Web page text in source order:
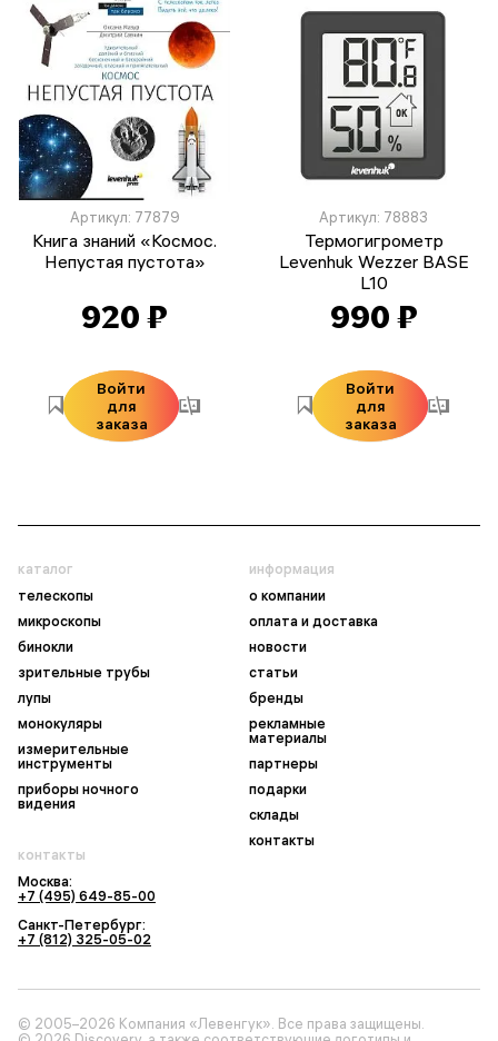
Артикул: 77879
Книга знаний «Космос.
Непустая пустота»
920 ₽
Войти
для
заказа
Артикул: 78883
Термогигрометр
Levenhuk Wezzer BASE
L10
990 ₽
Войти
для
заказа
каталог
телескопы
микроскопы
бинокли
зрительные трубы
лупы
монокуляры
измерительные
инструменты
приборы ночного
видения
информация
о компании
оплата и доставка
новости
статьи
бренды
рекламные
материалы
партнеры
подарки
склады
контакты
контакты
Москва:
+7 (495) 649-85-00
Санкт-Петербург:
+7 (812) 325-05-02
© 2005–2026 Компания «Левенгук». Все права защищены.